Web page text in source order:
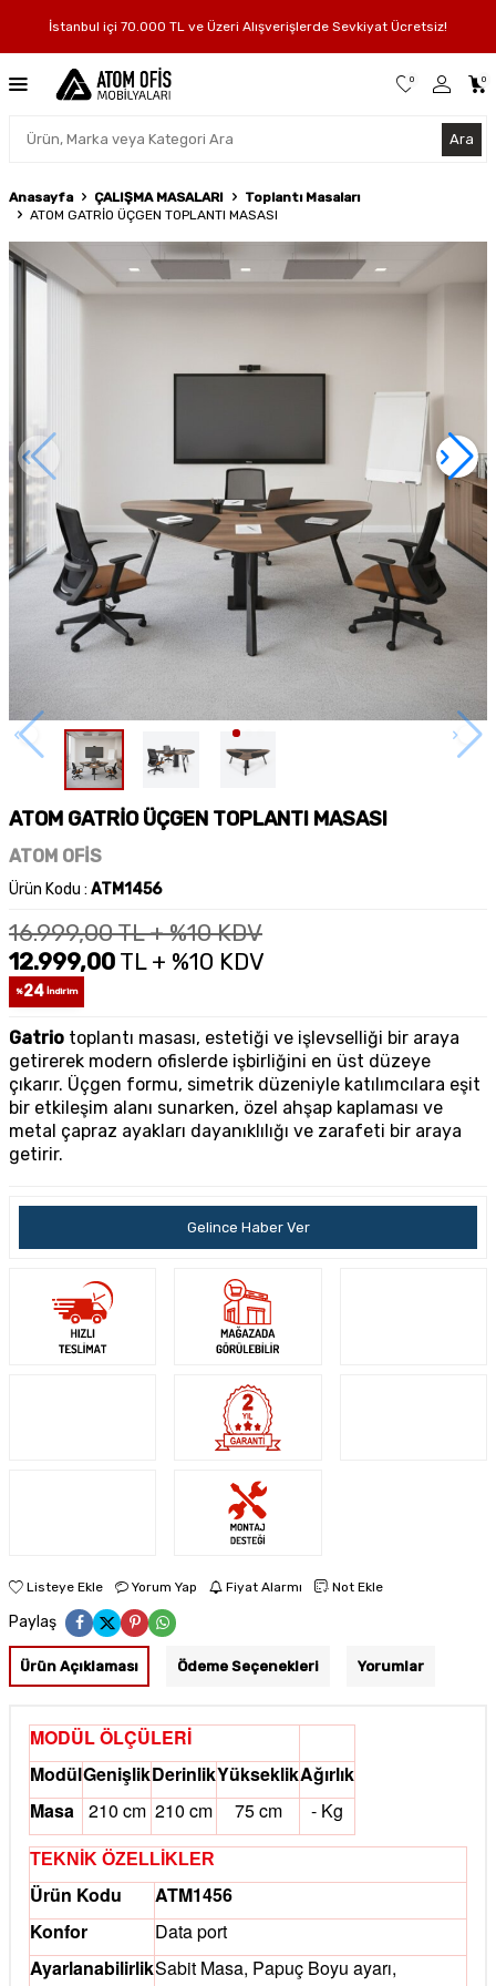
İstanbul içi 70.000 TL ve Üzeri Alışverişlerde Sevkiyat Ücretsiz!
Ara
0 0
Anasayfa ÇALIŞMA MASALARI
Toplantı Masaları
ATOM GATRİO ÜÇGEN TOPLANTI MASASI
ATOM GATRİO ÜÇGEN TOPLANTI MASASI
ATOM OFİS
Ürün Kodu : ATM1456
16.999,00TL + %10 KDV
12.999,00 TL + %10 KDV
%24 İndirim
Gatrio toplantı masası, estetiği ve işlevselliği bir araya
getirerek modern ofislerde işbirliğini en üst düzeye
çıkarır. Üçgen formu, simetrik düzeniyle katılımcılara eşit
bir etkileşim alanı sunarken, özel ahşap kaplaması ve
metal çapraz ayakları dayanıklılığı ve zarafeti bir araya
getirir.
Gelince Haber Ver
Listeye Ekle Yorum Yap Fiyat Alarmı Not Ekle
Paylaş
Ürün Açıklaması Ödeme Seçenekleri Yorumlar
MODÜL ÖLÇÜLERİ
ModülGenişlikDerinlikYükseklikAğırlık
Masa 210 cm 210 cm 75 cm - Kg
TEKNİK ÖZELLİKLER
Ürün Kodu
ATM1456
Konfor
Data port
AyarlanabilirlikSabit Masa, Papuç Boyu ayarı,